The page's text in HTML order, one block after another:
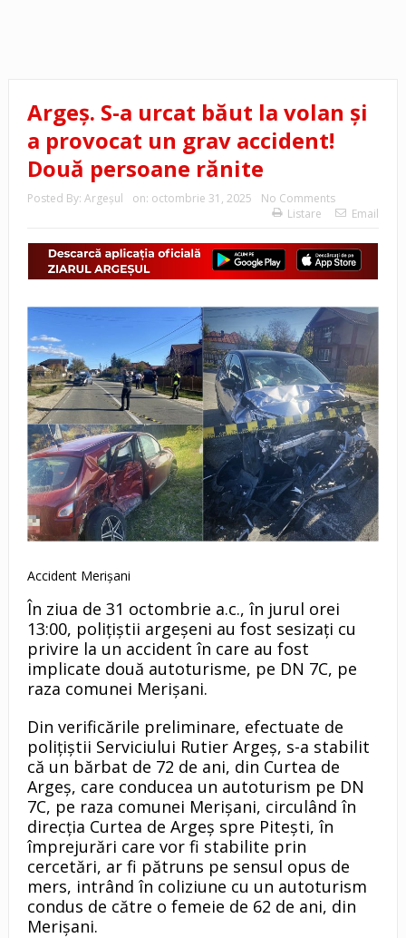
Argeș. S-a urcat băut la volan și
a provocat un grav accident!
Două persoane rănite
Posted By: Argeşul on: octombrie 31, 2025
No Comments
Listare
Email
Accident Merișani
În ziua de 31 octombrie a.c., în jurul orei
13:00, polițiștii argeșeni au fost sesizați cu
privire la un accident în care au fost
implicate două autoturisme, pe DN 7C, pe
raza comunei Merișani.
Din verificările preliminare, efectuate de
polițiștii Serviciului Rutier Argeș, s-a stabilit
că un bărbat de 72 de ani, din Curtea de
Argeș, care conducea un autoturism pe DN
7C, pe raza comunei Merișani, circulând în
direcția Curtea de Argeș spre Pitești, în
împrejurări care vor fi stabilite prin
cercetări, ar fi pătruns pe sensul opus de
mers, intrând în coliziune cu un autoturism
condus de către o femeie de 62 de ani, din
Merișani.